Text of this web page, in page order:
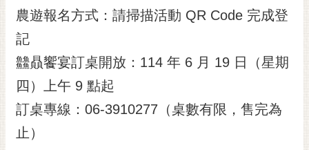
農遊報名方式：請掃描活動 QR Code 完成登
記
䲜贔饗宴訂桌開放：114 年 6 月 19 日（星期
四）上午 9 點起
訂桌專線：06-3910277（桌數有限，售完為
止）